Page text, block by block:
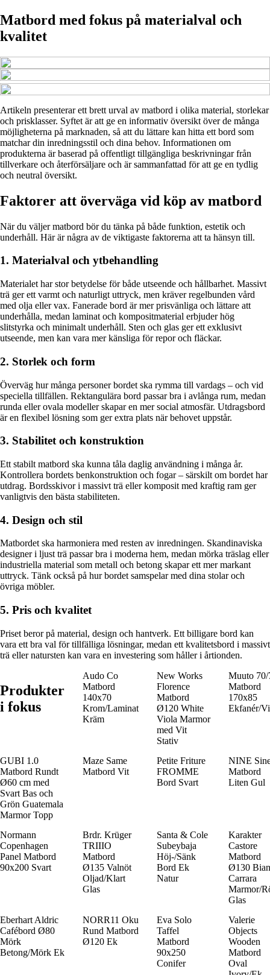
Matbord med fokus på materialval och
kvalitet
Artikeln presenterar ett brett urval av matbord i olika material, storlekar
och prisklasser. Syftet är att ge en informativ översikt över de många
möjligheterna på marknaden, så att du lättare kan hitta ett bord som
matchar din inredningsstil och dina behov. Informationen om
produkterna är baserad på offentligt tillgängliga beskrivningar från
tillverkare och återförsäljare och är sammanfattad för att ge en tydlig
och neutral översikt.
Faktorer att överväga vid köp av matbord
När du väljer matbord bör du tänka på både funktion, estetik och
underhåll. Här är några av de viktigaste faktorerna att ta hänsyn till.
1. Materialval och ytbehandling
Materialet har stor betydelse för både utseende och hållbarhet. Massivt
trä ger ett varmt och naturligt uttryck, men kräver regelbunden vård
med olja eller vax. Fanerade bord är mer prisvänliga och lättare att
underhålla, medan laminat och kompositmaterial erbjuder hög
slitstyrka och minimalt underhåll. Sten och glas ger ett exklusivt
utseende, men kan vara mer känsliga för repor och fläckar.
2. Storlek och form
Överväg hur många personer bordet ska rymma till vardags – och vid
speciella tillfällen. Rektangulära bord passar bra i avlånga rum, medan
runda eller ovala modeller skapar en mer social atmosfär. Utdragsbord
är en flexibel lösning som ger extra plats när behovet uppstår.
3. Stabilitet och konstruktion
Ett stabilt matbord ska kunna tåla daglig användning i många år.
Kontrollera bordets benkonstruktion och fogar – särskilt om bordet har
utdrag. Bordsskivor i massivt trä eller komposit med kraftig ram ger
vanligtvis den bästa stabiliteten.
4. Design och stil
Matbordet ska harmoniera med resten av inredningen. Skandinaviska
designer i ljust trä passar bra i moderna hem, medan mörka träslag eller
industriella material som metall och betong skapar ett mer markant
uttryck. Tänk också på hur bordet samspelar med dina stolar och
övriga möbler.
5. Pris och kvalitet
Priset beror på material, design och hantverk. Ett billigare bord kan
vara ett bra val för tillfälliga lösningar, medan ett kvalitetsbord i massivt
trä eller natursten kan vara en investering som håller i årtionden.
Produkter
i fokus
Audo Co
Matbord
140x70
Krom/Laminat
Kräm
New Works
Florence
Matbord
Ø120 White
Viola Marmor
med Vit
Stativ
Muuto 70/
Matbord
170x85
Ekfanér/
GUBI 1.0
Matbord Rundt
Ø60 cm med
Svart Bas och
Grön Guatemala
Marmor Topp
Maze Same
Matbord Vit
Petite Friture
FROMME
Bord Svart
NINE
Matbord
Liten Gul
Normann
Copenhagen
Panel Matbord
90x200 Svart
Brdr. Krüger
TRIIIO
Matbord
Ø135 Valnöt
Oljad/Klart
Glas
Santa & Cole
Subeybaja
Höj-/Sänk
Bord Ek
Natur
Karakter
Castore
Matbord
Ø130
Carrara
Marmor/
Glas
Eberhart Aldric
Cafébord Ø80
Mörk
Betong/Mörk Ek
NORR11 Oku
Rund Matbord
Ø120 Ek
Eva Solo
Taffel
Matbord
90x250
Conifer
Valerie
Objects
Wooden
Matbord
Oval